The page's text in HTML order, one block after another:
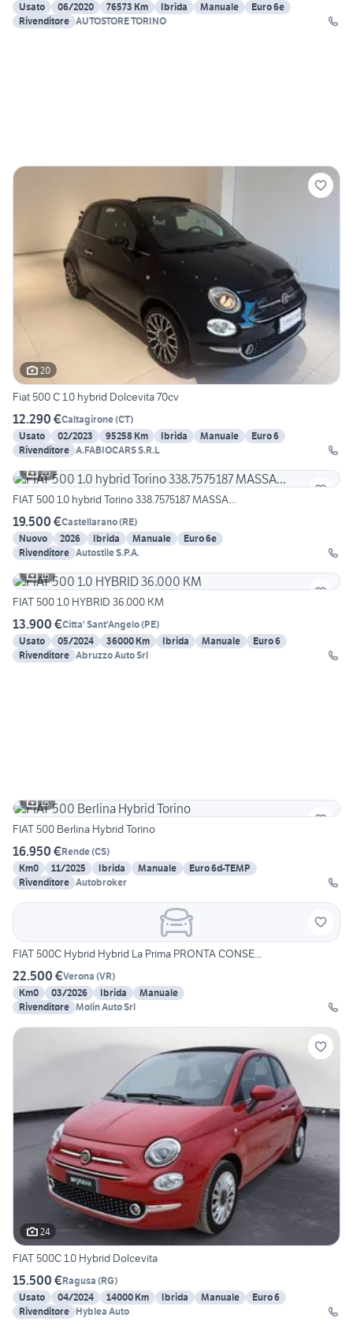
Usato
06/2020 76573 Km Ibrida Manuale
Euro 6e
Rivenditore AUTOSTORE TORINO
20
Fiat 500 C 1.0 hybrid Dolcevita 70cv
12.290 €Caltagirone(CT)
Usato
02/2023 95258 Km Ibrida Manuale
Euro 6
Rivenditore A.FABIOCARS S.R.L
20
FIAT 500 1.0 hybrid Torino 338.7575187 MASSA...
19.500 €Castellarano(RE)
Nuovo
2026 Ibrida Manuale
Euro 6e
Rivenditore Autostile S.P.A.
16
FIAT 500 1.0 HYBRID 36.000 KM
13.900 €Citta' Sant'Angelo(PE)
Usato
05/2024 36000 Km Ibrida Manuale
Euro 6
Rivenditore Abruzzo Auto Srl
18
FIAT 500 Berlina Hybrid Torino
16.950 €Rende(CS)
Km0
11/2025 Ibrida Manuale
Euro 6d-TEMP
Rivenditore Autobroker
FIAT 500C Hybrid Hybrid La Prima PRONTA CONSE...
22.500 €Verona (VR)
Km0
03/2026 Ibrida
Manuale
Rivenditore Molin Auto Srl
24
FIAT 500C 1.0 Hybrid Dolcevita
15.500 €Ragusa (RG)
Usato
04/2024 14000 Km Ibrida Manuale
Euro 6
Rivenditore Hyblea Auto